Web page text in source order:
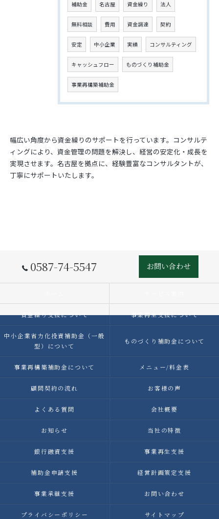
補助金 名古屋 資金繰り 法人
無料相談 費用 資金調達 契約
安定 中小企業 実績 コンサルティング
キャッシュフロー ものづくり補助金
事業再構築補助金
幅広い角度から資金繰りのサポートを行っています。コンサルテ
ィングにより、資金管理の問題を解決し、経営の安定化・成長を
実現させます。名古屋を拠点に、経験豊富なコンサルタントが、
丁寧にサポートいたします。
0587-74-5547 お問い合わせ
資金繰り支援について 事業再生支援について
中小企業省力化投資補助金（一般
型）について
ものづくり補助金について
事業再構築補助金について メニュー/料金表
顧問契約の流れ お客様の声
よくある質問 会社概要
お知らせ 当社の特徴
銀行融資支援 事業再生支援
補助金申請支援 経営計画策定支援
事業承継支援 お問い合わせ
プライバシーポリシー サイトマップ